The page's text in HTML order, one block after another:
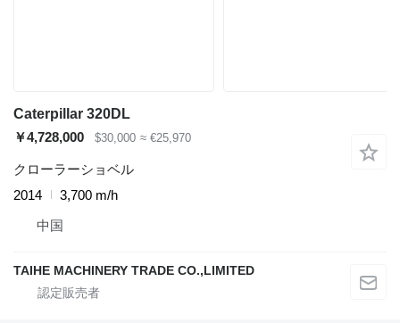
Caterpillar 320DL
￥4,728,000
$30,000 ≈ €25,970
クローラーショベル
2014
3,700 m/h
中国
TAIHE MACHINERY TRADE CO.,LIMITED